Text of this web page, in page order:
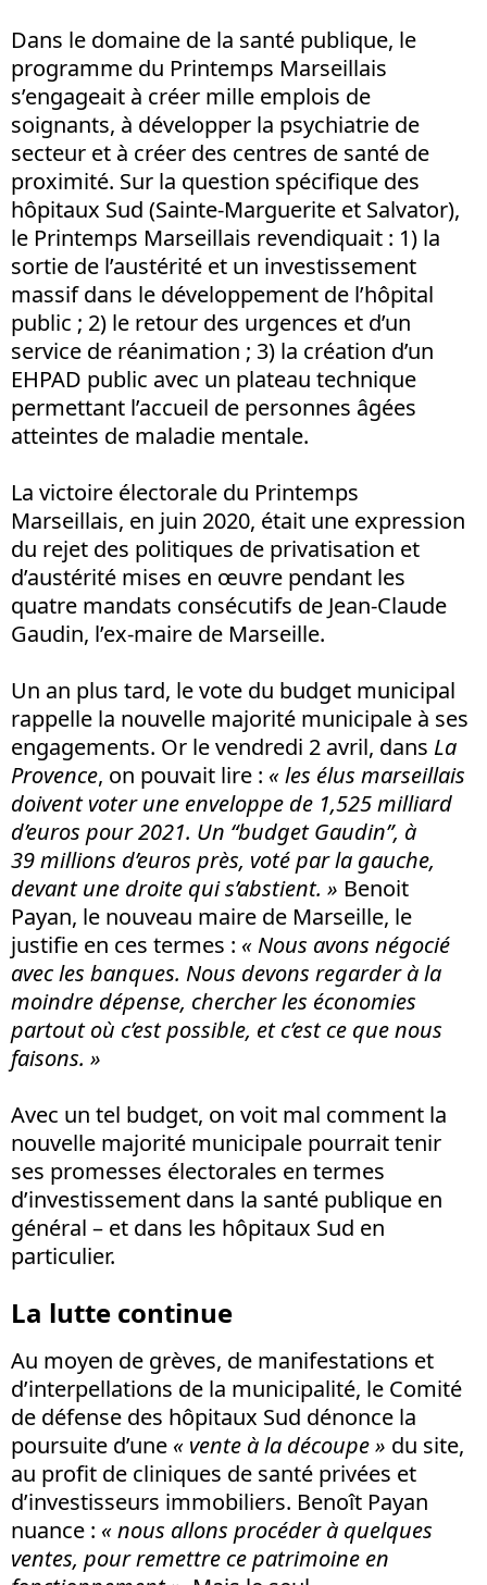
Dans le domaine de la santé publique, le
programme du Printemps Marseillais
s’engageait à créer mille emplois de
soignants, à développer la psychiatrie de
secteur et à créer des centres de santé de
proximité. Sur la question spécifique des
hôpitaux Sud (Sainte-Marguerite et Salvator),
le Printemps Marseillais revendiquait : 1) la
sortie de l’austérité et un investissement
massif dans le développement de l’hôpital
public ; 2) le retour des urgences et d’un
service de réanimation ; 3) la création d’un
EHPAD public avec un plateau technique
permettant l’accueil de personnes âgées
atteintes de maladie mentale.
La victoire électorale du Printemps
Marseillais, en juin 2020, était une expression
du rejet des politiques de privatisation et
d’austérité mises en œuvre pendant les
quatre mandats consécutifs de Jean-Claude
Gaudin, l’ex-maire de Marseille.
Un an plus tard, le vote du budget municipal
rappelle la nouvelle majorité municipale à ses
engagements. Or le vendredi 2 avril, dans La
Provence, on pouvait lire : « les élus marseillais
doivent voter une enveloppe de 1,525 milliard
d’euros pour 2021. Un “budget Gaudin”, à
39 millions d’euros près, voté par la gauche,
devant une droite qui s’abstient. » Benoit
Payan, le nouveau maire de Marseille, le
justifie en ces termes : « Nous avons négocié
avec les banques. Nous devons regarder à la
moindre dépense, chercher les économies
partout où c’est possible, et c’est ce que nous
faisons. »
Avec un tel budget, on voit mal comment la
nouvelle majorité municipale pourrait tenir
ses promesses électorales en termes
d’investissement dans la santé publique en
général – et dans les hôpitaux Sud en
particulier.
La lutte continue
Au moyen de grèves, de manifestations et
d’interpellations de la municipalité, le Comité
de défense des hôpitaux Sud dénonce la
poursuite d’une « vente à la découpe » du site,
au profit de cliniques de santé privées et
d’investisseurs immobiliers. Benoît Payan
nuance : « nous allons procéder à quelques
ventes, pour remettre ce patrimoine en